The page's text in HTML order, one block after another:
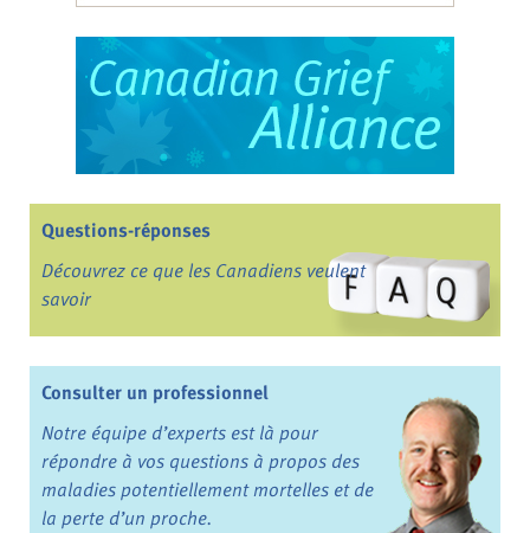
Questions-réponses
Découvrez ce que les Canadiens veulent
savoir
Consulter un professionnel
Notre équipe d’experts est là pour
répondre à vos questions à propos des
maladies potentiellement mortelles et de
la perte d’un proche.